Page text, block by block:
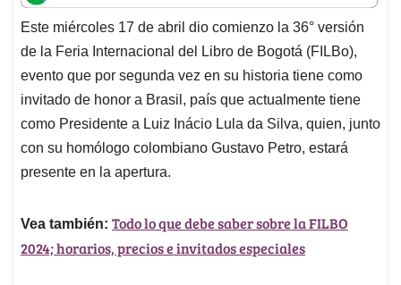
t
s
A
p
p
e
b
o
o
k
k
e
d
I
n
i
l
e
a
d
s
Este miércoles 17 de abril dio comienzo la 36° versión
de la Feria Internacional del Libro de Bogotá (FILBo),
evento que por segunda vez en su historia tiene como
invitado de honor a Brasil, país que actualmente tiene
como Presidente a Luiz Inácio Lula da Silva, quien, junto
con su homólogo colombiano Gustavo Petro, estará
presente en la apertura.
Vea también: Todo lo que debe saber sobre la FILBO
2024; horarios, precios e invitados especiales